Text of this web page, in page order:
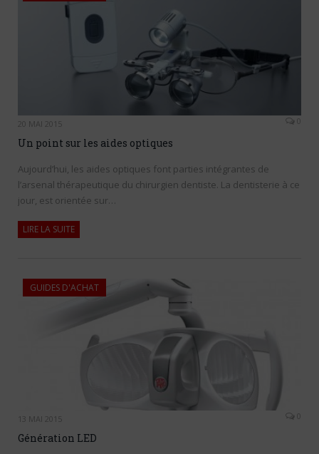
20 MAI 2015 0
Un point sur les aides optiques
Aujourd’hui, les aides optiques font parties intégrantes de
l’arsenal thérapeutique du chirurgien dentiste. La dentisterie à ce
jour, est orientée sur…
LIRE LA SUITE
GUIDES D'ACHAT
13 MAI 2015 0
Génération LED